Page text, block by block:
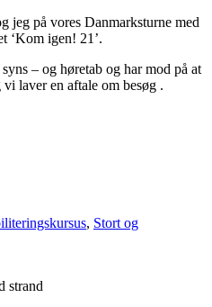
jeg på vores Danmarksturne med
‘Kom igen! 21’.
– og høretab og har mod på at
laver en aftale om besøg .
, Stort og
strand